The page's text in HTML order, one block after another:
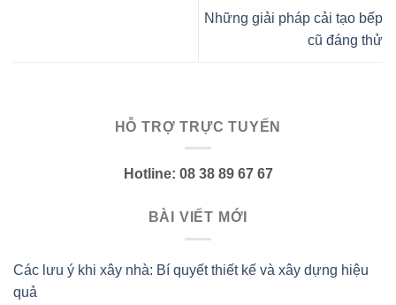
Những giải pháp cải tạo bếp
cũ đáng thử
HỖ TRỢ TRỰC TUYẾN
Hotline: 08 38 89 67 67
BÀI VIẾT MỚI
Các lưu ý khi xây nhà: Bí quyết thiết kế và xây dựng hiệu
quả